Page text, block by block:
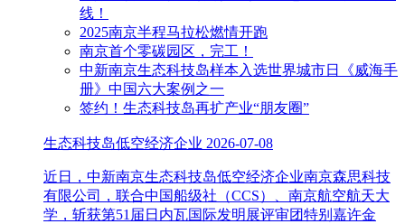
线！
2025南京半程马拉松燃情开跑
南京首个零碳园区，完工！
中新南京生态科技岛样本入选世界城市日《威海手
册》中国六大案例之一
签约！生态科技岛再扩产业“朋友圈”
生态科技岛低空经济企业 2026-07-08
近日，中新南京生态科技岛低空经济企业南京森思科技
有限公司，联合中国船级社（CCS）、南京航空航天大
学，斩获第51届日内瓦国际发明展评审团特别嘉许金